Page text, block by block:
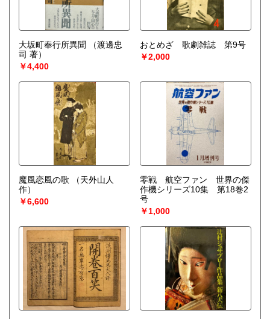
大坂町奉行所異聞
（渡邊忠
司 著）
￥4,400
おとめざ 歌劇雑誌 第9号
￥2,000
魔風恋風の歌
（天外山人
作）
￥6,600
零戦 航空ファン 世界の傑
作機シリーズ10集 第18巻2
号
￥1,000